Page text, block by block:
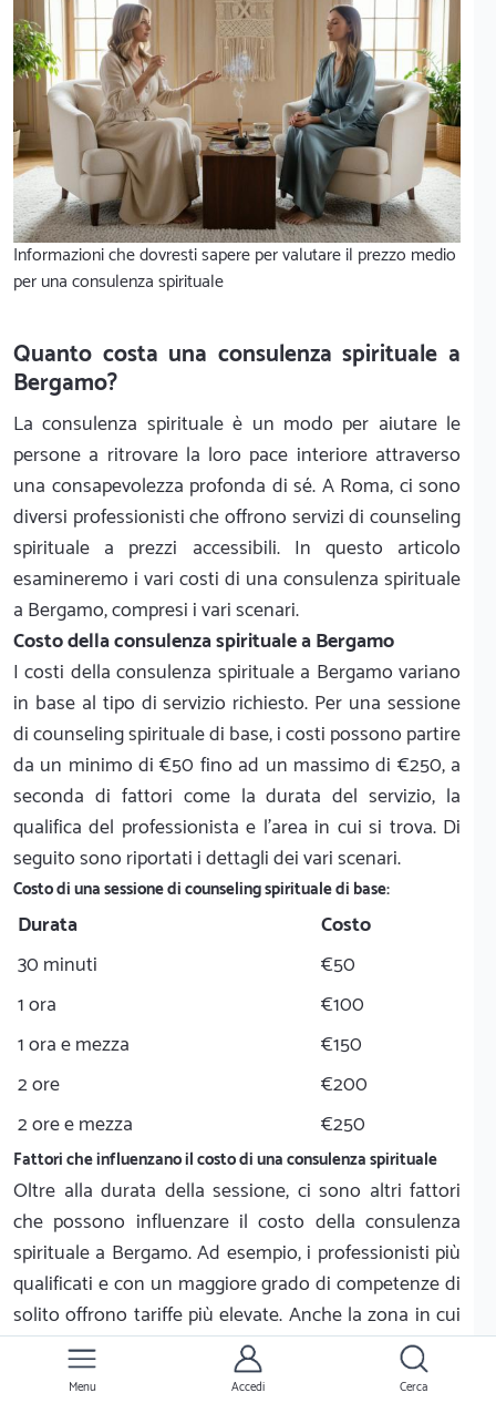
Informazioni che dovresti sapere per valutare il prezzo medio
per una consulenza spirituale
Quanto costa una consulenza spirituale a
Bergamo?
La consulenza spirituale è un modo per aiutare le
persone a ritrovare la loro pace interiore attraverso
una consapevolezza profonda di sé. A Roma, ci sono
diversi professionisti che offrono servizi di counseling
spirituale a prezzi accessibili. In questo articolo
esamineremo i vari costi di una consulenza spirituale
a Bergamo, compresi i vari scenari.
Costo della consulenza spirituale a Bergamo
I costi della consulenza spirituale a Bergamo variano
in base al tipo di servizio richiesto. Per una sessione
di counseling spirituale di base, i costi possono partire
da un minimo di €50 fino ad un massimo di €250, a
seconda di fattori come la durata del servizio, la
qualifica del professionista e l'area in cui si trova. Di
seguito sono riportati i dettagli dei vari scenari.
Costo di una sessione di counseling spirituale di base:
Durata
Costo
30 minuti
€50
1 ora
€100
1 ora e mezza
€150
2 ore
€200
2 ore e mezza
€250
Fattori che influenzano il costo di una consulenza spirituale
Oltre alla durata della sessione, ci sono altri fattori
che possono influenzare il costo della consulenza
spirituale a Bergamo. Ad esempio, i professionisti più
qualificati e con un maggiore grado di competenze di
solito offrono tariffe più elevate. Anche la zona in cui
si trova il professionista può influenzare il prezzo
finale. Ci sono anche diversi servizi aggiuntivi che
Menu Accedi Cerca